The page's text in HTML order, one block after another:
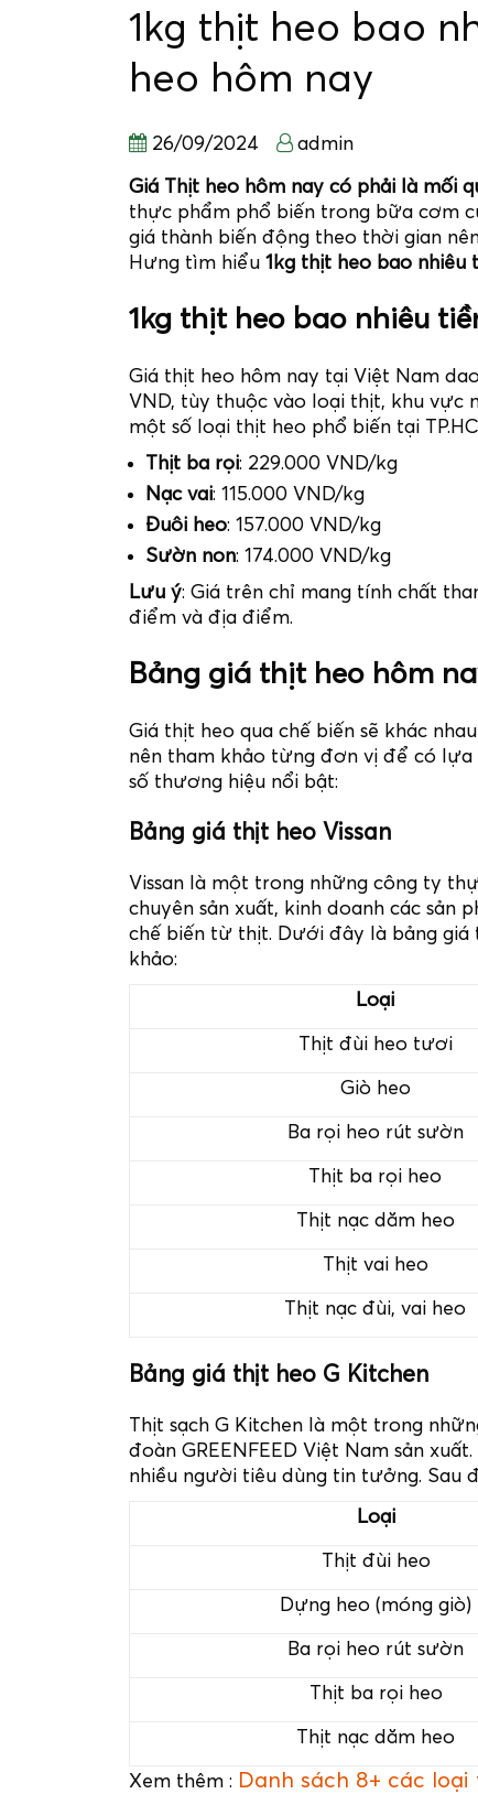
1kg thịt heo bao
heo hôm nay
26/09/2024 admin
Giá Thịt heo hôm nay có phải là mối
thực phẩm phổ biến trong bữa cơm
giá thành biến động theo thời gian
Hưng tìm hiểu 1kg thịt heo bao nhiêu
1kg thịt heo bao nhiêu
Giá thịt heo hôm nay tại Việt Nam
VND, tùy thuộc vào loại thịt, khu vực
một số loại thịt heo phổ biến tại
Thịt ba rọi: 229.000 VND/kg
Nạc vai: 115.000 VND/kg
Đuôi heo: 157.000 VND/kg
Sườn non: 174.000 VND/kg
Lưu ý: Giá trên chỉ mang tính chất
điểm và địa điểm.
Bảng giá thịt heo hôm
Giá thịt heo qua chế biến sẽ khác
nên tham khảo từng đơn vị để có
số thương hiệu nổi bật:
Bảng giá thịt heo Vissan
Vissan là một trong những công ty
chuyên sản xuất, kinh doanh các
chế biến từ thịt. Dưới đây là bảng giá
khảo:
Loại
Thịt đùi heo tươi
Giò heo
Ba rọi heo rút sườn
Thịt ba rọi heo
Thịt nạc dăm heo
Thịt vai heo
Thịt nạc đùi, vai heo
Bảng giá thịt heo G Kitchen
Thịt sạch G Kitchen là một trong
đoàn GREENFEED Việt Nam sản
nhiều người tiêu dùng tin tưởng. Sau
Loại
Thịt đùi heo
Dựng heo (móng giò)
Ba rọi heo rút sườn
Thịt ba rọi heo
Thịt nạc dăm heo
Xem thêm : Danh sách 8+ các